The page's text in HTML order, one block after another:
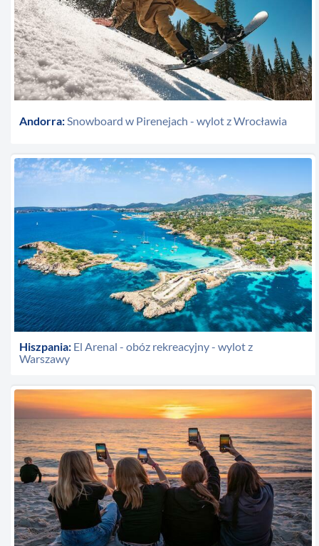
Andorra:Snowboard w Pirenejach - wylot z Wrocławia
Hiszpania: El Arenal - obóz rekreacyjny - wylot z
Warszawy